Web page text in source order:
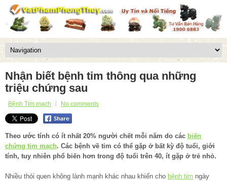
Nhận biết bệnh tim thông qua những
triệu chứng sau
Bệnh Tim mạch No comments
Theo ước tính có ít nhất 20% người chết mỗi năm do các biến
chứng tim mạch. Các bệnh về tim có thể gặp ở bất kỳ độ tuổi, giới
tính, tuy nhiên phổ biến hơn trong độ tuổi trên 40, ít gặp ở trẻ nhỏ.
Nhiều thói quen không lành mạnh khác nhau khiến cho bệnh tim ngày